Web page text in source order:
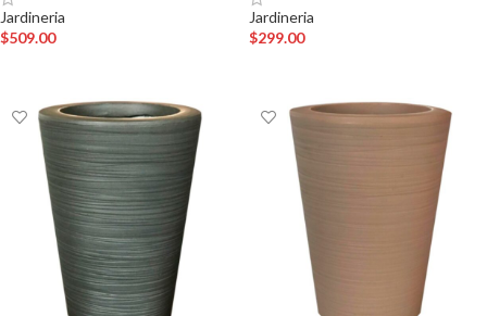
Jardineria
$509.00
Jardineria
$299.00